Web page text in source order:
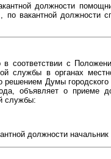
должности
вакантной должности
в соответствии с
службы в органах
решением Думы
объявляет о приеме
службы:
должности